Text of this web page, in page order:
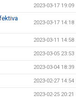
2023-03-17 19:09
2023-03-17 14:18
2023-03-11 14:58
2023-03-05 23:53
2023-03-04 18:39
2023-02-27 14:54
2023-02-25 20:21